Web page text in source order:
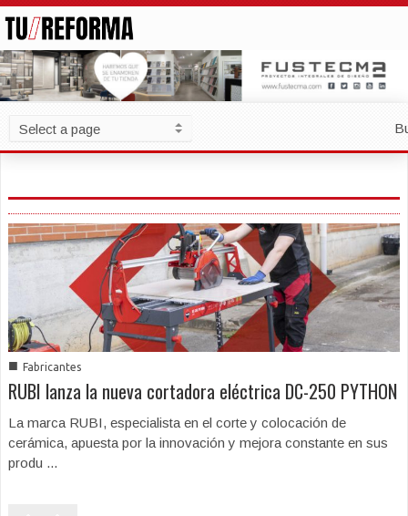
■ Fabricantes
RUBI lanza la nueva cortadora eléctrica DC-250 PYTHON
La marca RUBI, especialista en el corte y colocación de
cerámica, apuesta por la innovación y mejora constante en sus
produ ...